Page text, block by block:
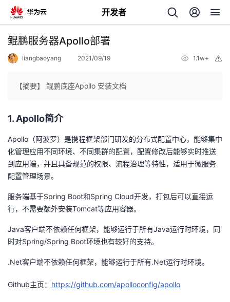
开发者
返
个
人
主
页
我
的
开
者
鲲鹏服务器Apollo部署
liangbaoyang 2021/09/19 1.1w+
【摘要】 鲲鹏底座Apollo 安装文档
1. Apollo简介
Apollo（阿波罗）是携程框架部门研发的分布式配置中心，能够集中
化管理应用不同环境、不同集群的配置，配置修改后能够实时推送
到应用端，并且具备规范的权限、流程治理等特性，适用于微服务
配置管理场景。
服务端基于Spring Boot和Spring Cloud开发，打包后可以直接运
行，不需要额外安装Tomcat等应用容器。
Java客户端不依赖任何框架，能够运行于所有Java运行时环境，同
时对Spring/Spring Boot环境也有较好的支持。
.Net客户端不依赖任何框架，能够运行于所有.Net运行时环境。
Github主页： https://github.com/apolloconfig/apollo